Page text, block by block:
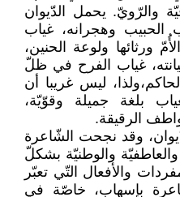
والرّويّ. يحمل الدّيوان
الحبيب وهجرانه، غياب
ورثائها ولوعة الحنين،
غياب الفرح في ظلّ
ليس غريبا أن
بلغة جميلة وقوّيّة،
الرقيقة.
وقد نجحت الشّاعرة
والوطنيّة بشكلّ
والأفعال التّي تعبّر
بإسهاب، خاصّة في